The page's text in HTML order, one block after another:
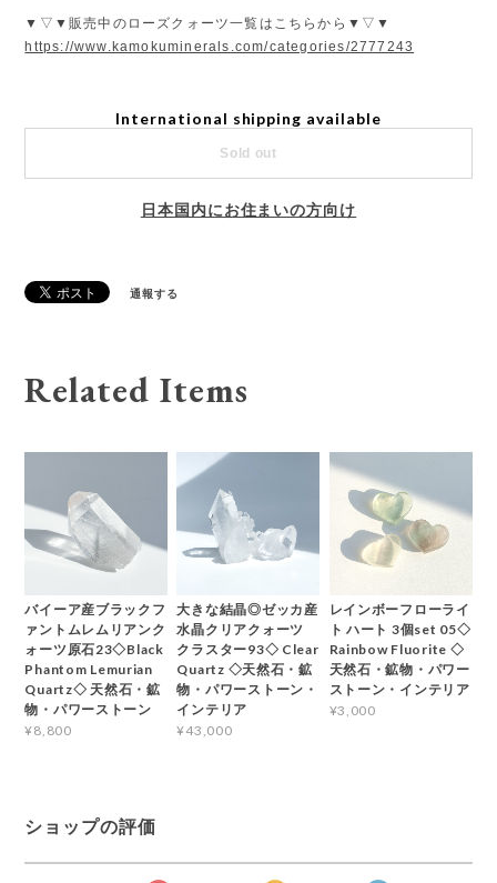
▼▽▼販売中のローズクォーツ一覧はこちらから▼▽▼
https://www.kamokuminerals.com/categories/2777243
International shipping available
Sold out
日本国内にお住まいの方向け
通報する
Related Items
バイーア産ブラックフ
ァントムレムリアンク
ォーツ原石23◇Black
Phantom Lemurian
Quartz◇ 天然石・鉱
物・パワーストーン
¥8,800
大きな結晶◎ゼッカ産
水晶クリアクォーツ
クラスター93◇ Clear
Quartz ◇天然石・鉱
物・パワーストーン・
インテリア
¥43,000
レインボーフローライ
ト ハート 3個set 05◇
Rainbow Fluorite ◇
天然石・鉱物・パワー
ストーン・インテリア
¥3,000
ショップの評価